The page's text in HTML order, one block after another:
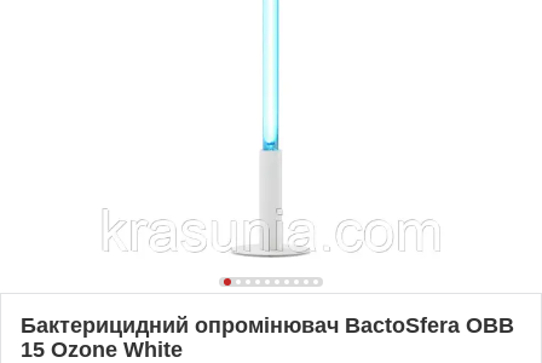
Бактерицидний опромінювач BactoSfera OBB
15 Ozone White